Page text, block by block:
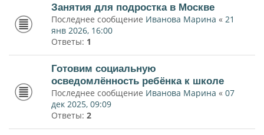
Занятия для подростка в Москве
Последнее сообщение Иванова Марина « 21
янв 2026, 16:00
Ответы: 1
Готовим социальную
осведомлённость ребёнка к школе
Последнее сообщение Иванова Марина « 07
дек 2025, 09:09
Ответы: 2